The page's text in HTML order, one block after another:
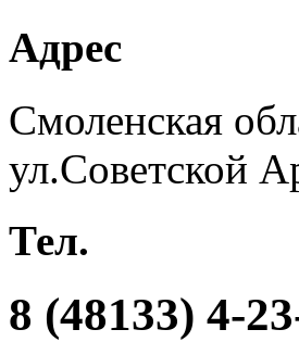
Адрес
Смоленская
ул.Советской
Тел.
8 (48133) 4-